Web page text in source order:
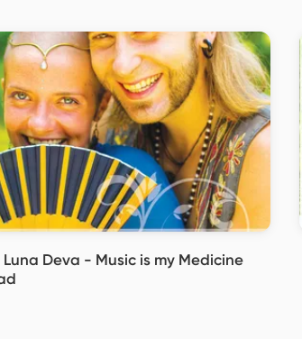
Deva - Music is my Medicine